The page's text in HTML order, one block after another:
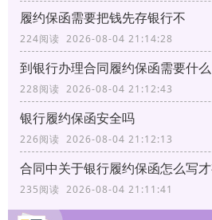
履约保函需要把钱先存银行不
224阅读 2026-08-04 21:14:28
到银行办理合同履约保函需要什么
228阅读 2026-08-04 21:12:43
银行履约保函安全吗
226阅读 2026-08-04 21:12:13
合同中关于银行履约保函怎么写
235阅读 2026-08-04 21:11:41